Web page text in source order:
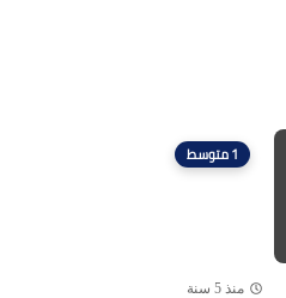
1 متوسط
منذ 5 سنة